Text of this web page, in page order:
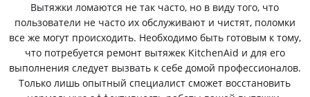
Вытяжки ломаются не так часто, но в виду того, что
пользователи не часто их обслуживают и чистят, поломки
все же могут происходить. Необходимо быть готовым к тому,
что потребуется ремонт вытяжек KitchenAid и для его
выполнения следует вызвать к себе домой профессионалов.
Только лишь опытный специалист сможет восстановить